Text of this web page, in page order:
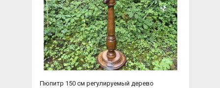
Пюпитр 150 см регулируемый дерево